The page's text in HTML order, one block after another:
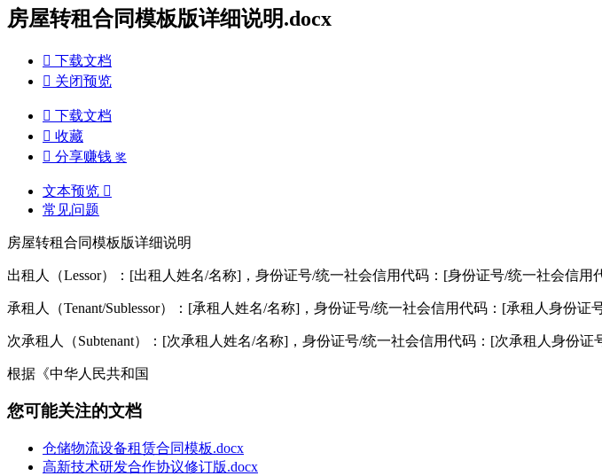
房屋转租合同模板版详细说明.docx
 下载文档
 关闭预览
 下载文档
 收藏
 分享赚钱 奖
文本预览 
常见问题
房屋转租合同模板版详细说明
出租人（Lessor）：[出租人姓名/名称]，身份证号/统一社会信用代码：[身份证号/统一社会信
承租人（Tenant/Sublessor）：[承租人姓名/名称]，身份证号/统一社会信用代码：[承租人身份
次承租人（Subtenant）：[次承租人姓名/名称]，身份证号/统一社会信用代码：[次承租人身份
根据《中华人民共和国
您可能关注的文档
仓储物流设备租赁合同模板.docx
高新技术研发合作协议修订版.docx